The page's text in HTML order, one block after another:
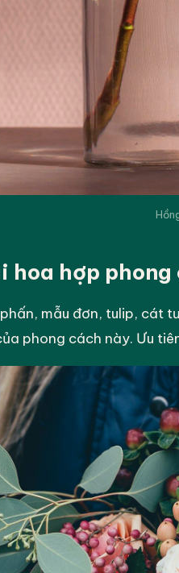
hoa hợp phong
mẫu đơn, tulip, cát
phong cách này. Ưu